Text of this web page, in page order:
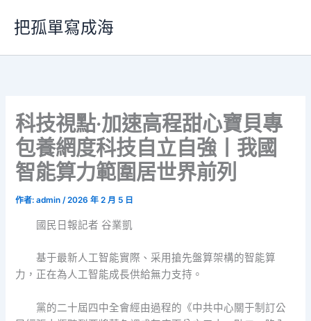
要
把孤單寫成海
科技視點·加速高程甜心寶貝專
包養網度科技自立自強丨我國
智能算力範圍居世界前列
作者:admin/2026 年 2 月 5 日
國民日報記者 谷業凱
基于最新人工智能實際、采用搶先盤算架構的智能算
力，正在為人工智能成長供給無力支持。
黨的二十屆四中全會經由過程的《中共中心關于制訂公